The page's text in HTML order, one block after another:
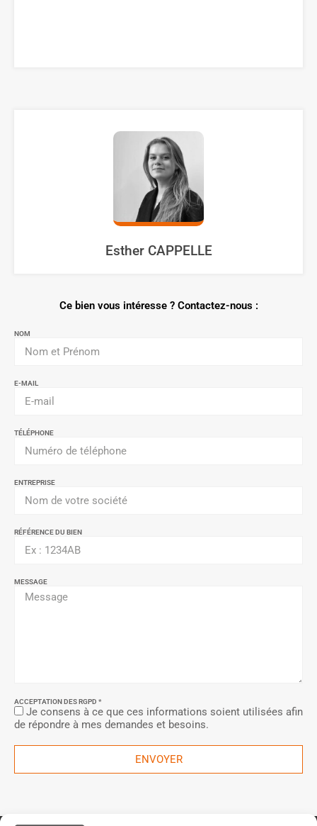
Esther CAPPELLE
Ce bien vous intéresse ? Contactez-nous :
NOM
E-MAIL
TÉLÉPHONE
ENTREPRISE
RÉFÉRENCE DU BIEN
MESSAGE
ACCEPTATION DES RGPD *
Je consens à ce que ces informations soient utilisées afin
de répondre à mes demandes et besoins.
ENVOYER